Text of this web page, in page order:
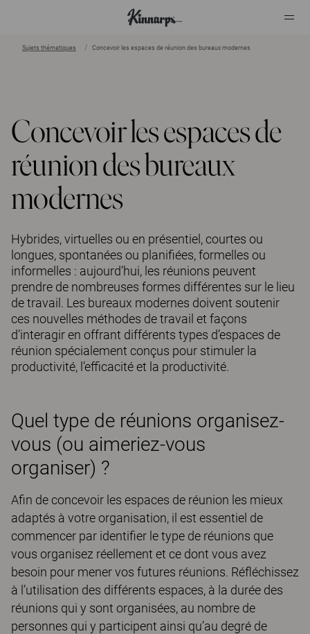
Sujets thématiques Concevoir les espaces de réunion des bureaux modernes
Concevoir les espaces de
réunion des bureaux
modernes
Hybrides, virtuelles ou en présentiel, courtes ou
longues, spontanées ou planifiées, formelles ou
informelles : aujourd’hui, les réunions peuvent
prendre de nombreuses formes différentes sur le lieu
de travail. Les bureaux modernes doivent soutenir
ces nouvelles méthodes de travail et façons
d’interagir en offrant différents types d’espaces de
réunion spécialement conçus pour stimuler la
productivité, l’efficacité et la productivité.
Quel type de réunions organisez-
vous (ou aimeriez-vous
organiser) ?
Afin de concevoir les espaces de réunion les mieux
adaptés à votre organisation, il est essentiel de
commencer par identifier le type de réunions que
vous organisez réellement et ce dont vous avez
besoin pour mener vos futures réunions. Réfléchissez
à l’utilisation des différents espaces, à la durée des
réunions qui y sont organisées, au nombre de
personnes qui y participent ainsi qu’au degré de